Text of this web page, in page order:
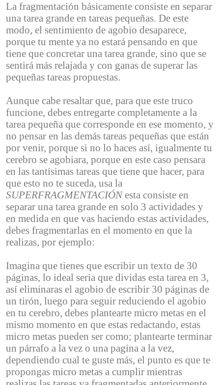
La fragmentación básicamente consiste en separar
una tarea grande en tareas pequeñas. De este
modo, el sentimiento de agobio desaparece,
porque tu mente ya no estará pensando en que
tiene que concretar una tarea grande, sino que se
sentirá más relajada y con ganas de superar las
pequeñas tareas propuestas.
Aunque cabe resaltar que, para que este truco
funcione, debes entregarte completamente a la
tarea pequeña que corresponde en ese momento, y
no pensar en las demás tareas pequeñas que están
por venir, porque si no lo haces así, igualmente tu
cerebro se agobiara, porque en este caso pensara
en las tantísimas tareas que tiene que hacer, para
que esto no te suceda, usa la
SUPERFRAGMENTACIÓNesta consiste en
separar una tarea grande en solo 3 actividades y
en medida en que vas haciendo estas actividades,
debes fragmentarlas en el momento en que la
realizas, por ejemplo:
Imagina que tienes que escribir un texto de 30
páginas, lo ideal seria que dividas esta tarea en 3,
así eliminaras el agobio de escribir 30 páginas de
un tirón, luego para seguir reduciendo el agobio
en tu cerebro, debes plantearte micro metas en el
mismo momento en que estas redactando, estas
micro metas pueden ser como; plantearte terminar
un párrafo a la vez o una pagina a la vez,
dependiendo cual te guste más, el punto es que te
propongas micro metas a cumplir mientras